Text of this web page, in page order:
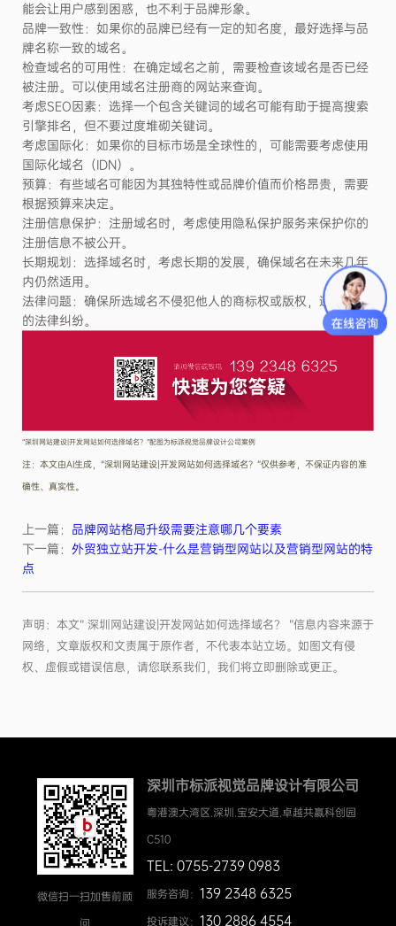
能会让用户感到困惑，也不利于品牌形象。
品牌一致性：如果你的品牌已经有一定的知名度，最好选择与品
牌名称一致的域名。
检查域名的可用性：在确定域名之前，需要检查该域名是否已经
被注册。可以使用域名注册商的网站来查询。
考虑SEO因素：选择一个包含关键词的域名可能有助于提高搜索
引擎排名，但不要过度堆砌关键词。
考虑国际化：如果你的目标市场是全球性的，可能需要考虑使用
国际化域名（IDN）。
预算：有些域名可能因为其独特性或品牌价值而价格昂贵，需要
根据预算来决定。
注册信息保护：注册域名时，考虑使用隐私保护服务来保护你的
注册信息不被公开。
长期规划：选择域名时，考虑长期的发展，确保域名在未来几年
内仍然适用。
法律问题：确保所选域名不侵犯他人的商标权或版权，避免未来
的法律纠纷。
“深圳网站建设|开发网站如何选择域名？”配图为标派视觉品牌设计公司案例
注：本文由AI生成，“深圳网站建设|开发网站如何选择域名？”仅供参考，不保证内容的准
确性、真实性。
上一篇： 品牌网站格局升级需要注意哪几个要素
下一篇： 外贸独立站开发-什么是营销型网站以及营销型网站的特
点
声明：本文“ 深圳网站建设|开发网站如何选择域名？ ”信息内容来源于
网络，文章版权和文责属于原作者，不代表本站立场。如图文有侵
权、虚假或错误信息，请您联系我们，我们将立即删除或更正。
微信扫一扫加售前顾
深圳市标派视觉品牌设计有限公司
粤港澳大湾区.深圳.宝安大道.卓越共赢科创园
C510
TEL: 0755-2739 0983
服务咨询： 139 2348 6325
投诉建议： 130 2886 4554